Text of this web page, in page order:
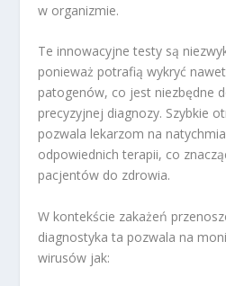
w organizmie.
Te innowacyjne testy są
ponieważ potrafią wykryć
patogenów, co jest niezbędne
precyzyjnej diagnozy. Szybkie
pozwala lekarzom na
odpowiednich terapii, co
pacjentów do zdrowia.
W kontekście zakażeń
diagnostyka ta pozwala na
wirusów jak: